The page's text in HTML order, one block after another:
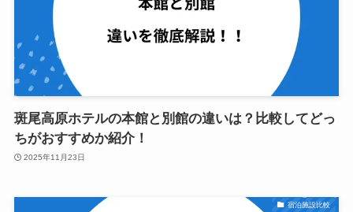
斑尾高原ホテルの本館と別館の違いは？比較してどっ
ちがおすすめか紹介！
2025年11月23日
宿泊施設比較